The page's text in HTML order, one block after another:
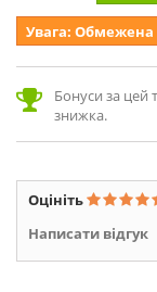
Увага: Обмежена
Бонуси за цей
знижка.
Оцініть
Написати відгук